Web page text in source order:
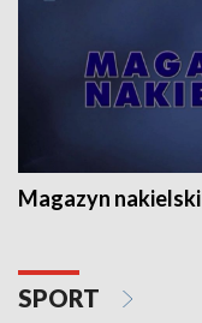
Magazyn nakielski
SPORT